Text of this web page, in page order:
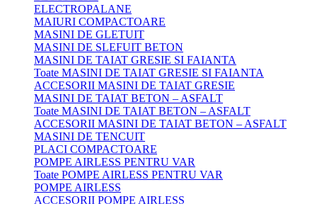
ELECTROPALANE
MAIURI COMPACTOARE
MASINI DE GLETUIT
MASINI DE SLEFUIT BETON
MASINI DE TAIAT GRESIE SI FAIANTA
Toate MASINI DE TAIAT GRESIE SI FAIANTA
ACCESORII MASINI DE TAIAT GRESIE
MASINI DE TAIAT BETON – ASFALT
Toate MASINI DE TAIAT BETON – ASFALT
ACCESORII MASINI DE TAIAT BETON – ASFALT
MASINI DE TENCUIT
PLACI COMPACTOARE
POMPE AIRLESS PENTRU VAR
Toate POMPE AIRLESS PENTRU VAR
POMPE AIRLESS
ACCESORII POMPE AIRLESS